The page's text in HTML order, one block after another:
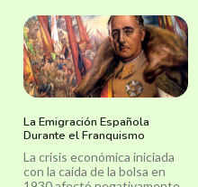
La Emigración Española
Durante el Franquismo
La crisis económica iniciada
con la caída de la bolsa en